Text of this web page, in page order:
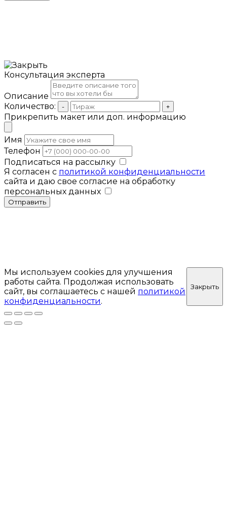
Консультация эксперта
Описание
Количество:
- +
Прикрепить макет или доп. информацию
Имя
Телефон
Подписаться на рассылку
Я согласен с политикой конфиденциальности
сайта и даю свое согласие на обработку
персональных данных
Отправить
Мы используем cookies для улучшения
работы сайта. Продолжая использовать
сайт, вы соглашаетесь с нашей политикой
конфиденциальности.
Закрыть